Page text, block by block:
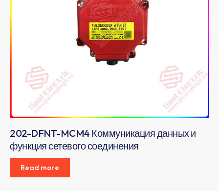
202-DFNT-MCM4 Коммуникация данных и
функция сетевого соединения
Read more